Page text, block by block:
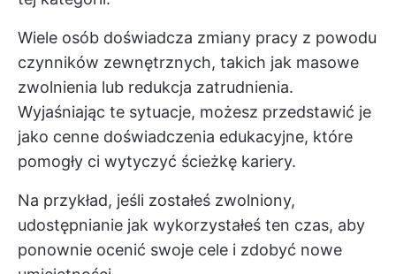
Wiele osób doświadcza zmiany pracy z powodu
czynników zewnętrznych, takich jak masowe
zwolnienia lub redukcja zatrudnienia.
Wyjaśniając te sytuacje, możesz przedstawić je
jako cenne doświadczenia edukacyjne, które
pomogły ci wytyczyć ścieżkę kariery.
Na przykład, jeśli zostałeś zwolniony,
udostępnianie jak wykorzystałeś ten czas, aby
ponownie ocenić swoje cele i zdobyć nowe